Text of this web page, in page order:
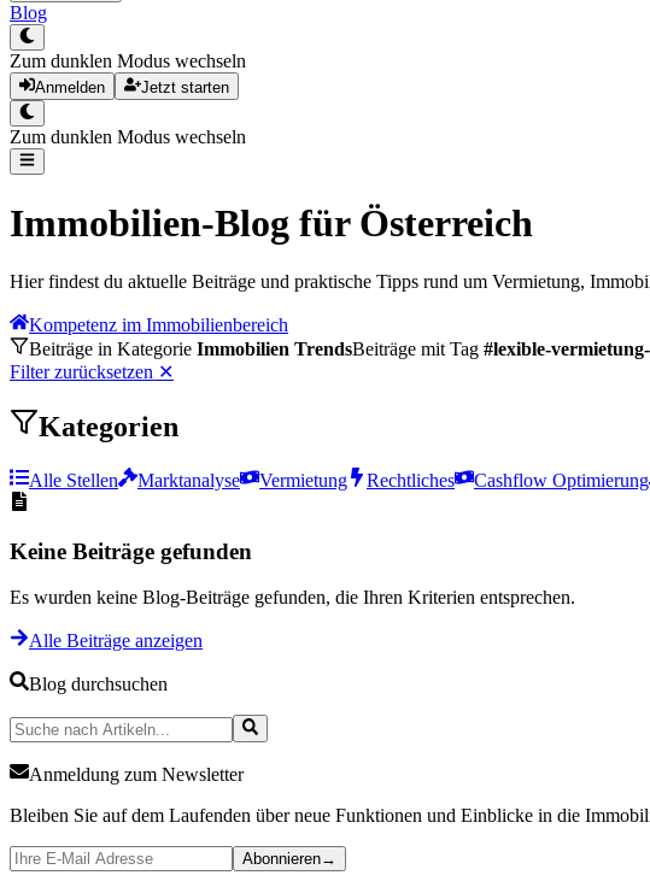
Blog
Zum dunklen Modus wechseln
Anmelden Jetzt starten
Zum dunklen Modus wechseln
Immobilien-Blog für Österreich
Hier findest du aktuelle Beiträge und praktische Tipps rund um Vermietung,
Kompetenz im Immobilienbereich
Beiträge in Kategorie Immobilien TrendsBeiträge mit Tag #lexible-
Filter zurücksetzen ✕
Kategorien
Alle Stellen Marktanalyse Vermietung Rechtliches Cashflow Optimierung
Keine Beiträge gefunden
Es wurden keine Blog-Beiträge gefunden, die Ihren Kriterien entsprechen.
Alle Beiträge anzeigen
Blog durchsuchen
Anmeldung zum Newsletter
Bleiben Sie auf dem Laufenden über neue Funktionen und Einblicke in die
Abonnieren→